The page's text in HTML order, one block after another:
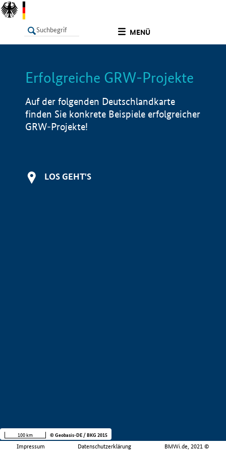
MENÜ
LISTE Info
Erfolgreiche GRW-Projekte
Auf der folgenden Deutschlandkarte
finden Sie konkrete Beispiele erfolgreicher
GRW-Projekte!
LOS GEHT'S
Impressum Datenschutzerklärung BMWi.de, 2021 ©
100 km © Geobasis-DE / BKG 2015